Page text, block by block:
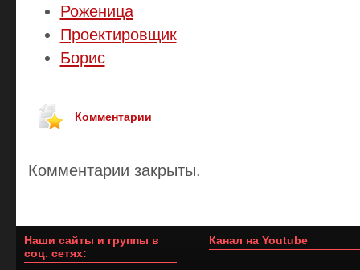
Роженица
Проектировщик
Борис
Комментарии
Комментарии закрыты.
Наши сайты и группы в
соц. сетях:
Канал на Youtube